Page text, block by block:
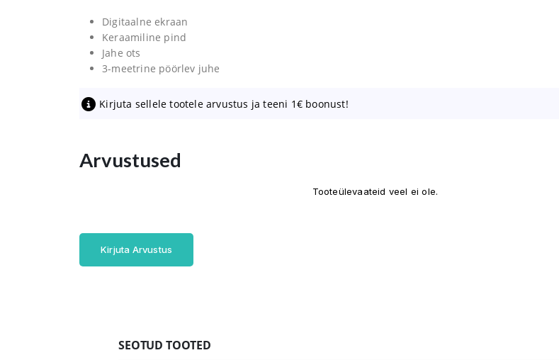
Digitaalne ekraan
Keraamiline pind
Jahe ots
3-meetrine pöörlev juhe
Kirjuta sellele tootele arvustus ja teeni 1€ boonust!
Arvustused
Tooteülevaateid veel ei ole.
Kirjuta Arvustus
SEOTUD TOOTED